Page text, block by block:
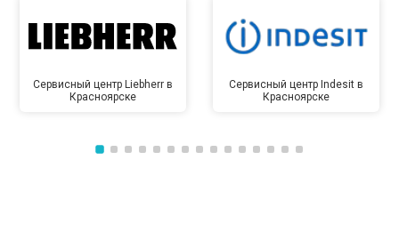
Сервисный центр Liebherr в
Красноярске
Сервисный центр Indesit в
Красноярске